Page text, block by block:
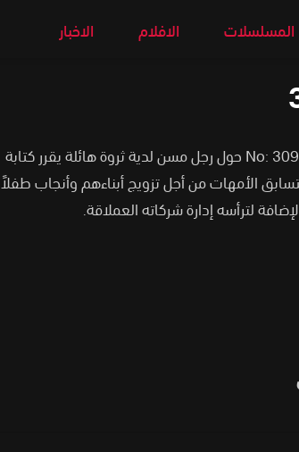
المسلسلات الافلام الاخبار
تدور قصة المسلسل التركي الغرفة 309 No: 309 حول رجل مسن لدية ثروة هائلة يقرر كتابة
الأمهات من أجل تزويج أبناءهم وأنجاب طفلاً
لترأسه إدارة شركاته العملاقة.